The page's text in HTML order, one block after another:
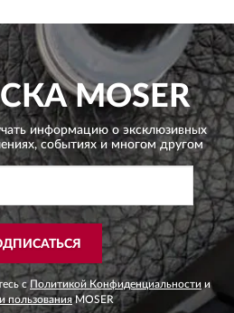
MOSER
информацию о эксклюзивных
событиях и многом другом
с Политикой Конфиденциальности и
пользованияMOSER